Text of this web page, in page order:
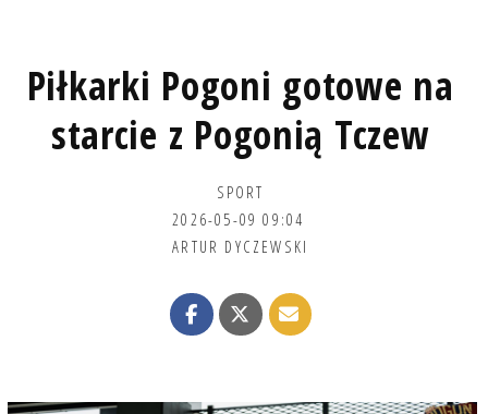
Piłkarki Pogoni gotowe na
starcie z Pogonią Tczew
SPORT
2026-05-09 09:04
ARTUR DYCZEWSKI